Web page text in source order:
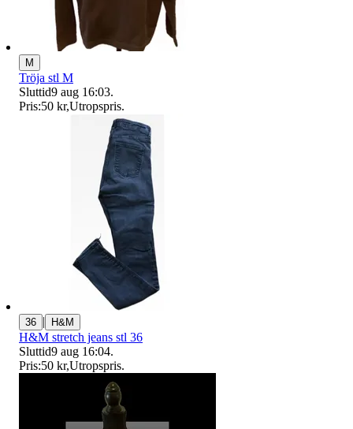
M
Tröja stl M
Sluttid9 aug 16:03.
Pris:50 kr,Utropspris.
36 | H&M
H&M stretch jeans stl 36
Sluttid9 aug 16:04.
Pris:50 kr,Utropspris.